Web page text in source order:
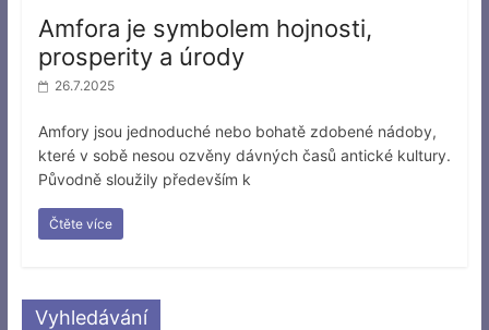
Amfora je symbolem hojnosti,
prosperity a úrody
26.7.2025
Amfory jsou jednoduché nebo bohatě zdobené nádoby,
které v sobě nesou ozvěny dávných časů antické kultury.
Původně sloužily především k
Čtěte více
Vyhledávání